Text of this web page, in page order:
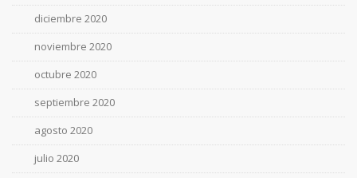
diciembre 2020
noviembre 2020
octubre 2020
septiembre 2020
agosto 2020
julio 2020